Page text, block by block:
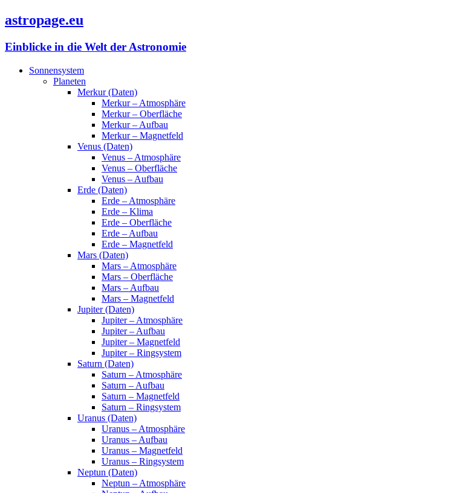
astropage.eu
Einblicke in die Welt der Astronomie
Sonnensystem
Planeten
Merkur (Daten)
Merkur – Atmosphäre
Merkur – Oberfläche
Merkur – Aufbau
Merkur – Magnetfeld
Venus (Daten)
Venus – Atmosphäre
Venus – Oberfläche
Venus – Aufbau
Erde (Daten)
Erde – Atmosphäre
Erde – Klima
Erde – Oberfläche
Erde – Aufbau
Erde – Magnetfeld
Mars (Daten)
Mars – Atmosphäre
Mars – Oberfläche
Mars – Aufbau
Mars – Magnetfeld
Jupiter (Daten)
Jupiter – Atmosphäre
Jupiter – Aufbau
Jupiter – Magnetfeld
Jupiter – Ringsystem
Saturn (Daten)
Saturn – Atmosphäre
Saturn – Aufbau
Saturn – Magnetfeld
Saturn – Ringsystem
Uranus (Daten)
Uranus – Atmosphäre
Uranus – Aufbau
Uranus – Magnetfeld
Uranus – Ringsystem
Neptun (Daten)
Neptun – Atmosphäre